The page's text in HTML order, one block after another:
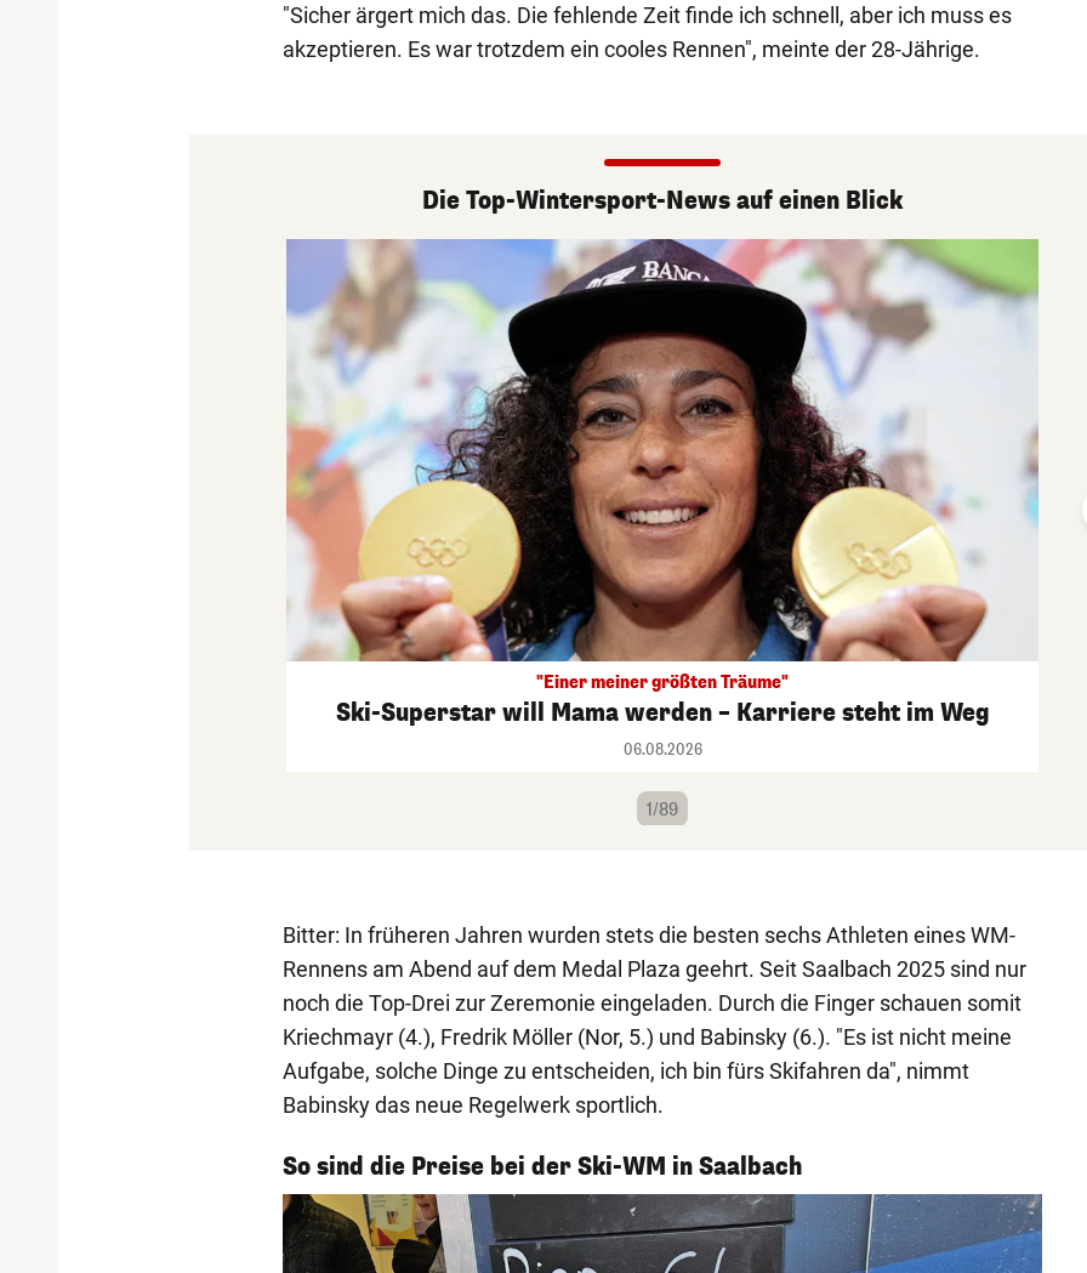
"Sicher ärgert mich das. Die fehlende Zeit finde ich schnell, aber ich muss es
akzeptieren. Es war trotzdem ein cooles Rennen", meinte der 28-Jährige.
Die Top-Wintersport-News auf einen Blick
"Einer meiner größten Träume"
Ski-Superstar will Mama werden – Karriere steht im Weg
06.08.2026
1/89
Bitter: In früheren Jahren wurden stets die besten sechs Athleten eines WM-
Rennens am Abend auf dem Medal Plaza geehrt. Seit Saalbach 2025 sind nur
noch die Top-Drei zur Zeremonie eingeladen. Durch die Finger schauen somit
Kriechmayr (4.), Fredrik Möller (Nor, 5.) und Babinsky (6.). "Es ist nicht meine
Aufgabe, solche Dinge zu entscheiden, ich bin fürs Skifahren da", nimmt
Babinsky das neue Regelwerk sportlich.
So sind die Preise bei der Ski-WM in Saalbach
1/8